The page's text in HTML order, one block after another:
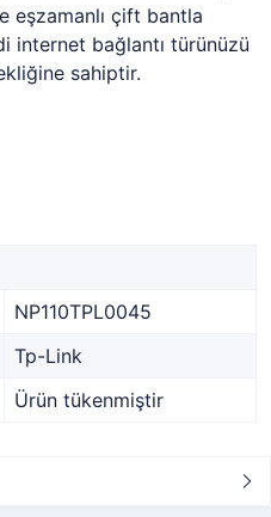
eşzamanlı çift bantla
internet bağlantı türünüzü
sahiptir.
NP110TPL0045
Tp-Link
Ürün tükenmiştir